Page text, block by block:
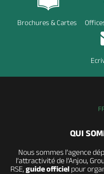
Brochures & Cartes
QUI
Nous sommes l’agence
l’attractivité de l’Anjou,
RSE, guide officielpour